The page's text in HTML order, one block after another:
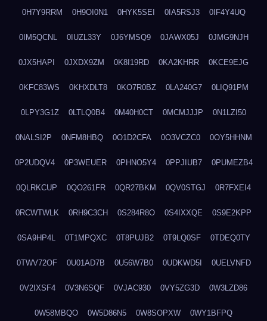
0H7Y9RRM 0H9OI0N1 0HYK5SEI 0IA5RSJ3 0IF4Y4UQ
0IM5QCNL 0IUZL33Y 0J6YMSQ9 0JAWX05J 0JMG9NJH
0JX5HAPI 0JXDX9ZM 0K8I19RD 0KA2KHRR 0KCE9EJG
0KFC83WS 0KHXDLT8 0KO7R0BZ 0LA240G7 0LIQ91PM
0LPY3G1Z 0LTLQ0B4 0M40H0CT 0MCMJJJP 0N1LZI50
0NALSI2P 0NFM8HBQ 0O1D2CFA 0O3VCZC0 0OY5HHNM
0P2UDQV4 0P3WEUER 0PHNO5Y4 0PPJIUB7 0PUMEZB4
0QLRKCUP 0QO261FR 0QR27BKM 0QV0STGJ 0R7FXEI4
0RCWTWLK 0RH9C3CH 0S284R8O 0S4IXXQE 0S9E2KPP
0SA9HP4L 0T1MPQXC 0T8PUJB2 0T9LQ0SF 0TDEQ0TY
0TWV72OF 0U01AD7B 0U56W7B0 0UDKWD5I 0UELVNFD
0V2IXSF4 0V3N6SQF 0VJAC930 0VY5ZG3D 0W3LZD86
0W58MBQO 0W5D86N5 0W8SOPXW 0WY1BFPQ